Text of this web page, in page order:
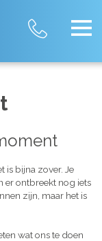
is bijna zover. Je
er ontbreekt nog iets
zijn, maar het is
wat ons te doen